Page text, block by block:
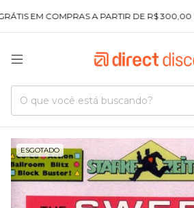
EM COMPRAS A PARTIR DE R$ 300,00
ESGOTADO